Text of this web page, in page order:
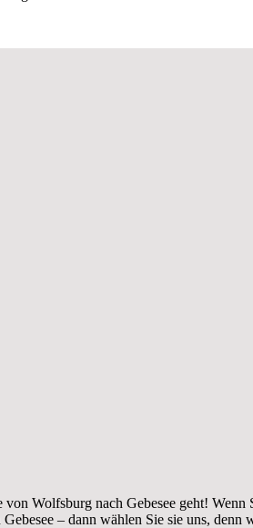
von Wolfsburg nach Gebesee geht!
– dann wählen Sie sie uns, denn